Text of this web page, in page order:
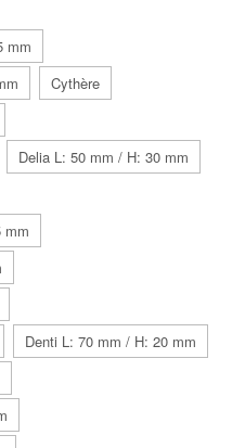
mm
Cythère
Delia L: 50 mm / H: 30 mm
mm
Denti L: 70 mm / H: 20 mm